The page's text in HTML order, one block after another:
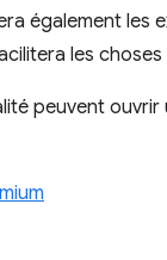
également
les
peuvent